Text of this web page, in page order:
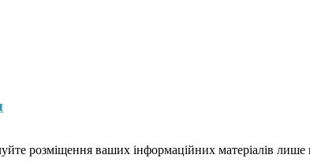
розміщення ваших інформаційних матеріалів лише